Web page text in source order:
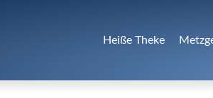
Heiße Theke